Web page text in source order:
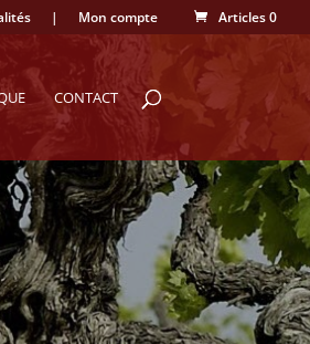
| Mon compte Articles 0
CONTACT